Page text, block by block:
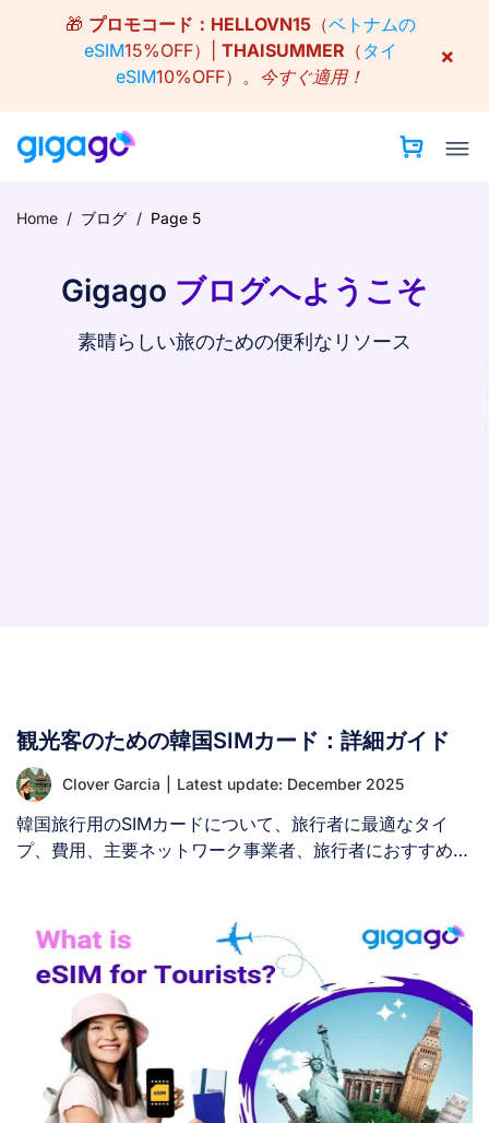
🎁 プロモコード： HELLOVN15（ベトナムの
eSIM15%OFF）| THAISUMMER （ タイ
eSIM10%OFF）。 今すぐ適用！
×
Home / ブログ / Page 5
Gigago ブログへようこそ
素晴らしい旅のための便利なリソース
観光客のための韓国SIMカード：詳細ガイド
Clover Garcia Latest update: December 2025
韓国旅行用のSIMカードについて、旅行者に最適なタイ
プ、費用、主要ネットワーク事業者、旅行者におすすめの